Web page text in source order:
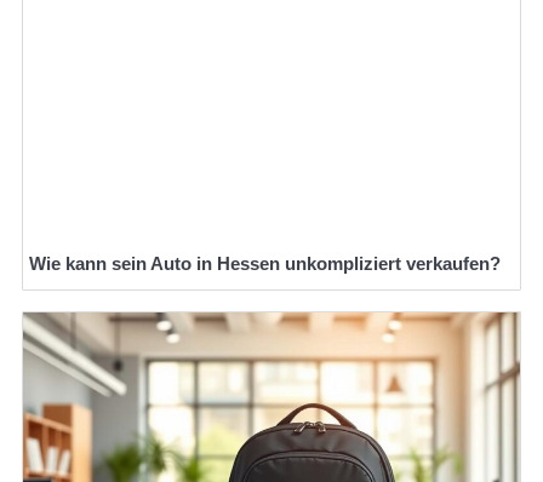
Wie kann sein Auto in Hessen unkompliziert verkaufen?